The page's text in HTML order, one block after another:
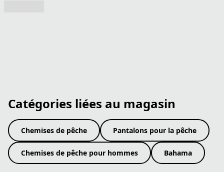
Catégories liées au magasin
Chemises de pêche Pantalons pour la pêche
Chemises de pêche pour hommes Bahama